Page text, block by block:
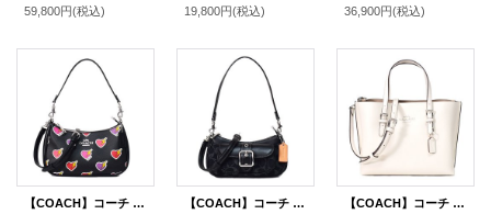
59,800円(税込) 19,800円(税込) 36,900円(税込)
【COACH】コーチ バッグ ハートボルト PVC レザー テリ ロゴ 2way クロスボディ 斜め掛け ショルダー ハンドバッグ ブラックマルチ（日本未発売）
【COACH】コーチ バッグ デニム レザー シグネチャー ミニ アシュトン 2way クロスボディ 斜め掛け ショルダー ハンドバッグ ブラック（日本未発売）
【COACH】コーチ バッグ トート レザー モリー 25 ロゴ 2WAY クロスボディ 斜め掛け ショルダー ハンドバッグ チャーク（日本未発売）